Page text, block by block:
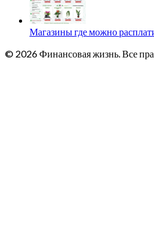
Магазины где можно
© 2026 Финансовая жизнь. Все